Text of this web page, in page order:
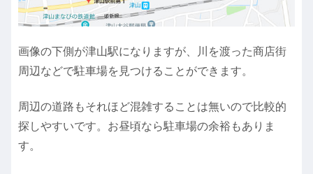
画像の下側が津山駅になりますが、川を渡った商店街
周辺などで駐車場を見つけることができます。
周辺の道路もそれほど混雑することは無いので比較的
探しやすいです。お昼頃なら駐車場の余裕もありま
す。